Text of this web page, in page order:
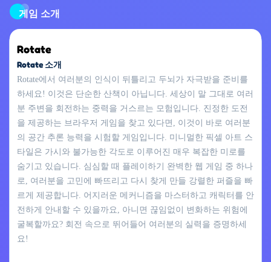
게임 소개
Rotate
Rotate 소개
Rotate에서 여러분의 인식이 뒤틀리고 두뇌가 자극받을 준비를
하세요! 이것은 단순한 산책이 아닙니다. 세상이 말 그대로 여러
분 주변을 회전하는 중력을 거스르는 모험입니다. 진정한 도전
을 제공하는 브라우저 게임을 찾고 있다면, 이것이 바로 여러분
의 공간 추론 능력을 시험할 게임입니다. 미니멀한 픽셀 아트 스
타일은 가시와 불가능한 각도로 이루어진 매우 복잡한 미로를
숨기고 있습니다. 심심할 때 플레이하기 완벽한 웹 게임 중 하나
로, 여러분을 고민에 빠뜨리고 다시 찾게 만들 강렬한 퍼즐을 빠
르게 제공합니다. 어지러운 메커니즘을 마스터하고 캐릭터를 안
전하게 안내할 수 있을까요, 아니면 끊임없이 변화하는 위험에
굴복할까요? 회전 속으로 뛰어들어 여러분의 실력을 증명하세
요!